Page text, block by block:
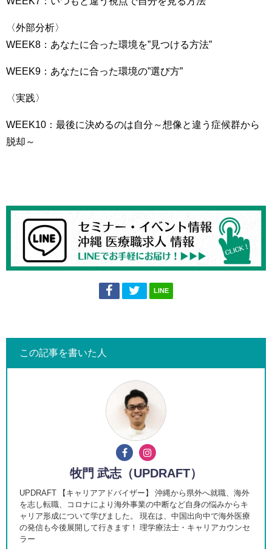
〈外部分析〉
WEEK8：あなたに合った環境を”見つける方法”
WEEK9：あなたに合った環境の”選び方”
〈実践〉
WEEK10：最後に決めるのは自分～想像と違う症候群から
脱却～
LINE
この記事を書いた人
牧門 武志（UPDRAFT）
UPDRAFT 【キャリアアドバイザー】 沖縄から県外へ就職、海外
を志し転職、コロナにより海外事業の中断など自身の悩みからキ
ャリア形成について学びました。 現在は、中国出向中で海外医療
の発信も今後展開して行きます！ 理学療法士・キャリアカウンセ
ラー